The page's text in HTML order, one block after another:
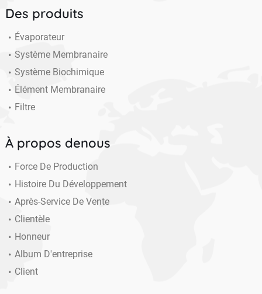
Des produits
Évaporateur
Système Membranaire
Système Biochimique
Élément Membranaire
Filtre
À propos denous
Force De Production
Histoire Du Développement
Après-Service De Vente
Clientèle
Honneur
Album D'entreprise
Client